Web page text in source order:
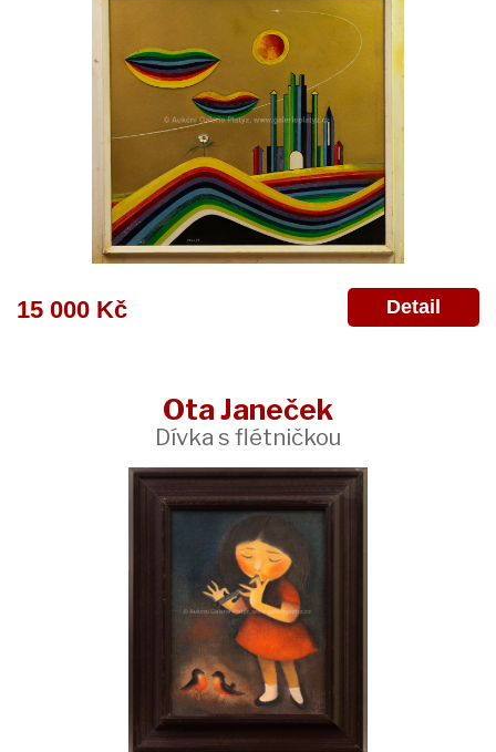
15 000 Kč Detail
Ota Janeček
Dívka s flétničkou